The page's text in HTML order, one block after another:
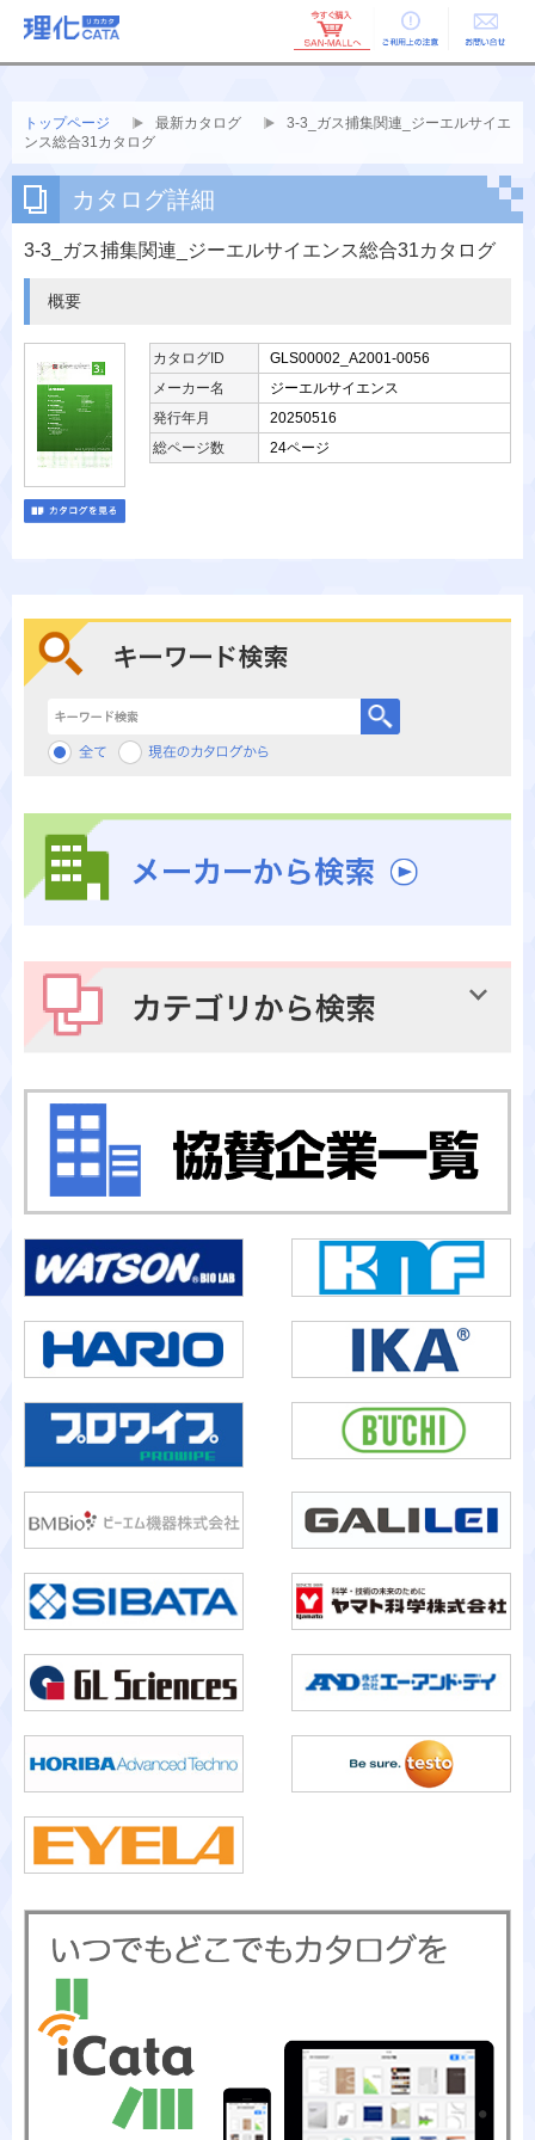
ご利用上の お問い合せ
トップページ 最新カタログ
3-3_ガス捕集関連_ジーエルサイエ
ンス総合31カタログ
カタログ詳細
3-3_ガス捕集関連_ジーエルサイエンス総合31カタログ
概要
カタログID
GLS00002_A2001-0056
メーカー名
ジーエルサイエンス
発行年月
20250516
総ページ数
24ページ
キーワード検索